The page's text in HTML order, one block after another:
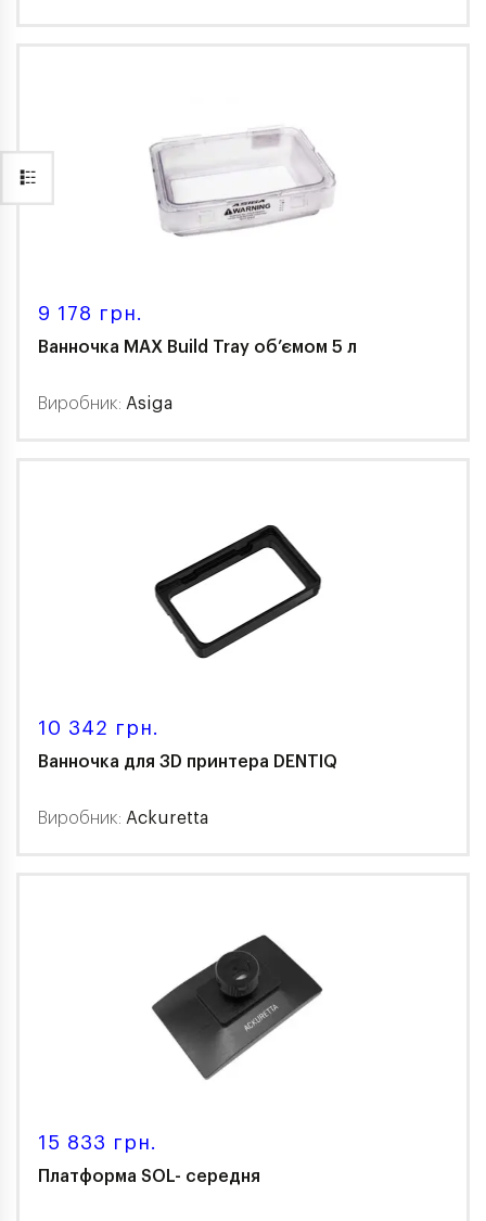
9 178 грн.
Ванночка MAX Build Tray об’ємом 5 л
Виробник: Asiga
10 342 грн.
Ванночка для 3D принтера DENTIQ
Виробник: Ackuretta
15 833 грн.
Платформа SOL- середня